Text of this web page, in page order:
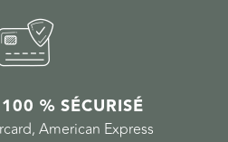
% SÉCURISÉ
American Express